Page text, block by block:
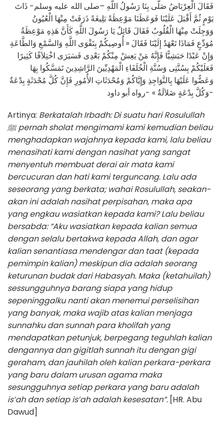
فَقَالَ الْعِرْبَاضُ صَلَّى بِنَا رَسُولُ اللَّهِ –صلى الله عليه وسلم- ذَاتَ
يَوْمٍ ثُمَّ أَقْبَلَ عَلَيْنَا فَوَعَظَنَا مَوْعِظَةً بَلِيغَةً ذَرَفَتْ مِنْهَا الْعُيُونُ
وَوَجِلَتْ مِنْهَا الْقُلُوبُ فَقَالَ قَائِلٌ يَا رَسُولَ اللَّهِ كَأَنَّ هَذِهِ مَوْعِظَةُ
مُوَدِّعٍ فَمَاذَا تَعْهَدُ إِلَيْنَا فَقَالَ « أُوصِيكُمْ بِتَقْوَى اللَّهِ وَالسَّمْعِ وَالطَّاعَةِ
وَإِنْ عَبْدًا حَبَشِيًّا فَإِنَّهُ مَنْ يَعِشْ مِنْكُمْ بَعْدِى فَسَيَرَى اخْتِلاَفًا كَثِيرًا
فَعَلَيْكُمْ بِسُنَّتِى وَسُنَّةِ الْخُلَفَاءِ الْمَهْدِيِّينَ الرَّاشِدِينَ تَمَسَّكُوا بِهَا
وَعَضُّوا عَلَيْهَا بِالنَّوَاجِذِ وَإِيَّاكُمْ وَمُحْدَثَاتِ الأُمُورِ فَإِنَّ كُلَّ مُحْدَثَةٍ بِدْعَةٌ
وَكُلَّ بِدْعَةٍ ضَلاَلَةٌ » -رواه أبو داود-
Artinya: Berkatalah Irbadh: Di suatu hari Rosulullah
ﷺpernah sholat mengimami kami kemudian beliau
menghadapkan wajahnya kepada kami, lalu beliau
menasihati kami dengan nasihat yang sangat
menyentuh membuat derai air mata kami
bercucuran dan hati kami terguncang. Lalu ada
seseorang yang berkata; wahai Rosulullah, seakan-
akan ini adalah nasihat perpisahan, maka apa
yang engkau wasiatkan kepada kami? Lalu beliau
bersabda: “Aku wasiatkan kepada kalian semua
dengan selalu bertakwa kepada Allah, dan agar
kalian senantiasa mendengar dan taat (kepada
pemimpin kalian) meskipun dia adalah seorang
keturunan budak dari Habasyah. Maka (ketahuilah)
sessungguhnya barang siapa yang hidup
sepeninggalku nanti akan menemui perselisihan
yang banyak, maka wajib atas kalian menjaga
sunnahku dan sunnah para kholifah yang
mendapatkan petunjuk, berpegang teguhlah kalian
dengannya dan gigitlah sunnah itu dengan gigi
geraham, dan jauhilah oleh kalian perkara-perkara
yang baru dalam urusan agama maka
sesungguhnya setiap perkara yang baru adalah
is’ah dan setiap is’ah adalah kesesatan”. [HR. Abu
Dawud]